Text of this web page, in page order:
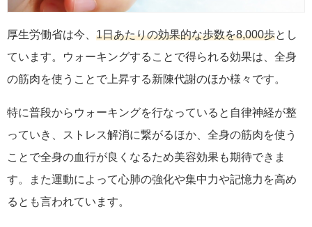
厚生労働省は今、 1日あたりの効果的な歩数を8,000歩とし
ています。ウォーキングすることで得られる効果は、全身
の筋肉を使うことで上昇する新陳代謝のほか様々です。
特に普段からウォーキングを行なっていると自律神経が整
っていき、ストレス解消に繋がるほか、全身の筋肉を使う
ことで全身の血行が良くなるため美容効果も期待できま
す。また運動によって心肺の強化や集中力や記憶力を高め
るとも言われています。